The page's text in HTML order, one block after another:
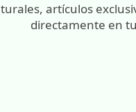
artículos
directamente en